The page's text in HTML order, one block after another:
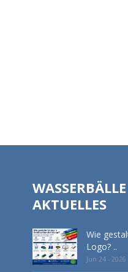
AKTUELLES
Wie
Logo? ..
Jun 24 - 2026